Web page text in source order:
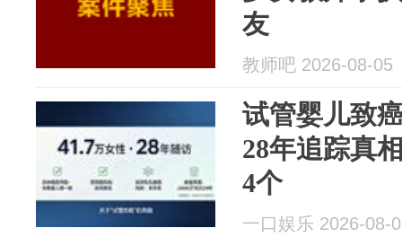
友
教师吧 2026-08-05
试管婴儿致
28年追踪真
4个
一口娱乐 2026-08-